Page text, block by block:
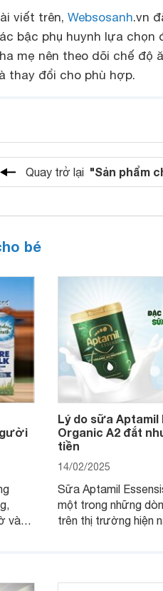
viết trên, Websosanh.vn
bậc phụ huynh lựa
mẹ nên theo dõi chế độ
thay đổi cho phù hợp.
Quay trở lại "Sản phẩm
bé
vào
Lý do sữa Aptamil
Organic A2 đắt
tiền
14/02/2025
Sữa Aptamil
một trong những
trên thị trường hiện
hơn so với các